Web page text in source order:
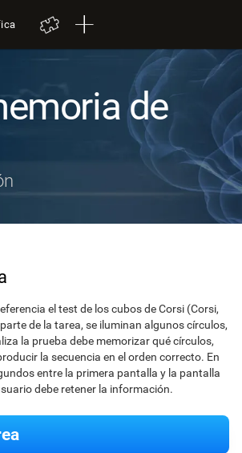
de
el test de los cubos de Corsi (Corsi,
de la tarea, se iluminan algunos círculos,
la prueba debe memorizar qué círculos,
la secuencia en el orden correcto. En
entre la primera pantalla y la pantalla
debe retener la información.